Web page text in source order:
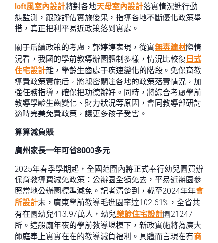
loft風室內設計將對各地天母室內設計落實情況進行動
態監測，跟蹤評估實施後果，指導各地不斷優化政策舉
措，真正把利平易近政策落到實處。
關于后續政策的考慮，郭婷婷表現，從實無毒建材際情
況看，我國的學前教導辦園體制多樣，情況比較復 日式
住宅設計雜，學齡生齒處于疾速變化的階段。免保育教
導費政策實施后，將親密關注各地的政策落實情況，加
強任務指導，確保把功德辦好。同時，將綜合考慮學前
教導學齡生齒變化、財力狀況等原因，會同教導部研討
適時完美免費政策，讓更多孩子受害。
算算減負賬
廣州家長一年可省8000多元
2025年春季學期起，全國范圍內將正式奉行幼兒園買辦
保育教導費減免政策：公辦園全額免去，平易近辦園參
照當地公辦園標準減免。記者清楚到，截至2024年年會
所設計末，廣東學前教導毛進園率達102.61%，全省共
有在園幼兒413.97萬人，幼兒樂齡住宅設計園21247
所。這般龐年夜的學前教導規模下，新政實施將為廣大
師庭奉上實實在在的教導減負福利。具體而言現在有商